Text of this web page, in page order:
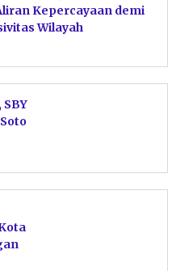
Kepercayaan demi
Wilayah